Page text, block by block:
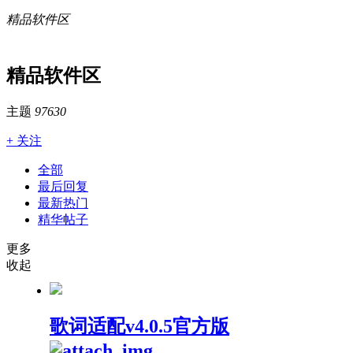
精品软件区
精品软件区
主题 97630
+ 关注
全部
最后回复
最新热门
精华帖子
更多
收起
歌词适配v4.0.5官方版